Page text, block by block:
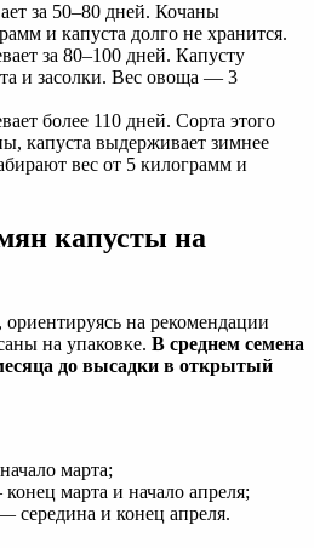
за 50–80 дней. Кочаны
и капуста долго не хранится.
за 80–100 дней. Капусту
и засолки. Вес овоща — 3
более 110 дней. Сорта этого
капуста выдерживает зимнее
вес от 5 килограмм и
капусты на
ориентируясь на рекомендации
на упаковке. В среднем семена
до высадки в открытый
марта;
марта и начало апреля;
середина и конец апреля.